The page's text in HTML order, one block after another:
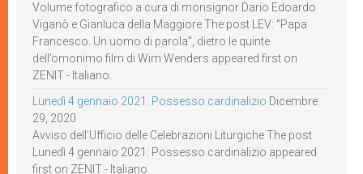
Volume fotografico a cura di monsignor Dario Edoardo
Viganò e Gianluca della Maggiore The post LEV: “Papa
Francesco. Un uomo di parola”, dietro le quinte
dell’omonimo film di Wim Wenders appeared first on
ZENIT - Italiano.
Lunedì 4 gennaio 2021: Possesso cardinalizio Dicembre
29, 2020
Avviso dell’Ufficio delle Celebrazioni Liturgiche The post
Lunedì 4 gennaio 2021: Possesso cardinalizio appeared
first on ZENIT - Italiano.